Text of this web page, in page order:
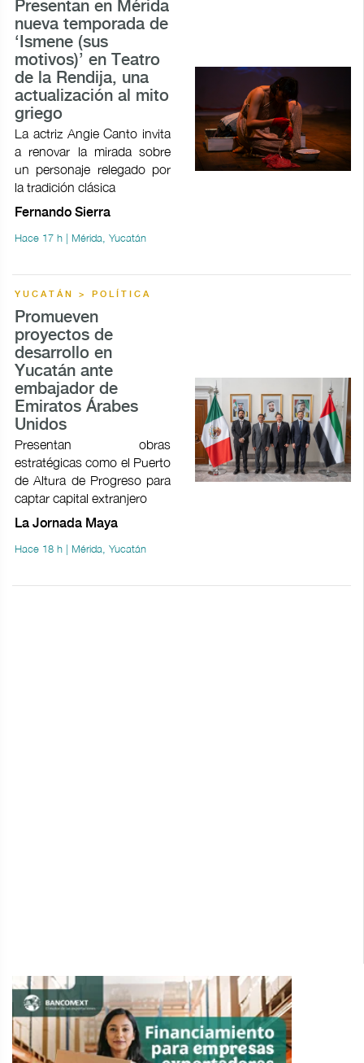
Presentan en Mérida
nueva temporada de
‘Ismene (sus
motivos)’ en Teatro
de la Rendija, una
actualización al mito
griego
La actriz Angie Canto invita
a renovar la mirada sobre
un personaje relegado por
la tradición clásica
Fernando Sierra
Hace 17 h | Mérida, Yucatán
YUCATÁN > POLÍTICA
Promueven
proyectos de
desarrollo en
Yucatán ante
embajador de
Emiratos Árabes
Unidos
Presentan obras
estratégicas como el Puerto
de Altura de Progreso para
captar capital extranjero
La Jornada Maya
Hace 18 h | Mérida, Yucatán